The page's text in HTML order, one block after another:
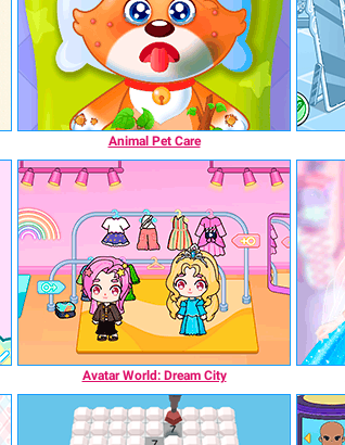
Animal Pet Care
Avatar World: Dream City